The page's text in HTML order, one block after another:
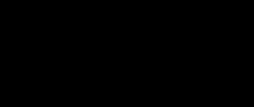
Le médecin appelle Nathalie,